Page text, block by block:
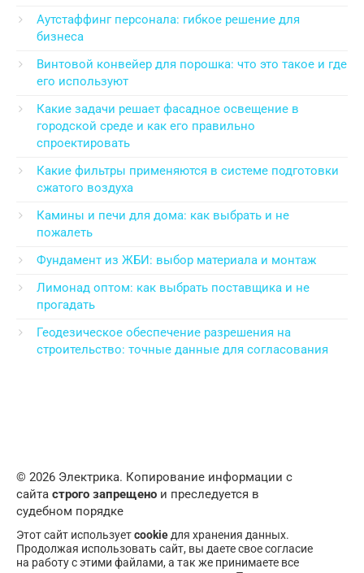
Аутстаффинг персонала: гибкое решение для
бизнеса
Винтовой конвейер для порошка: что это такое и где
его используют
Какие задачи решает фасадное освещение в
городской среде и как его правильно
спроектировать
Какие фильтры применяются в системе подготовки
сжатого воздуха
Камины и печи для дома: как выбрать и не
пожалеть
Фундамент из ЖБИ: выбор материала и монтаж
Лимонад оптом: как выбрать поставщика и не
прогадать
Геодезическое обеспечение разрешения на
строительство: точные данные для согласования
© 2026 Электрика. Копирование информации с
сайта строго запрещено и преследуется в
судебном порядке
Этот сайт используетcookie для хранения данных.
Продолжая использовать сайт, вы даете свое согласие
на работу с этими файлами, а так же принимаете все